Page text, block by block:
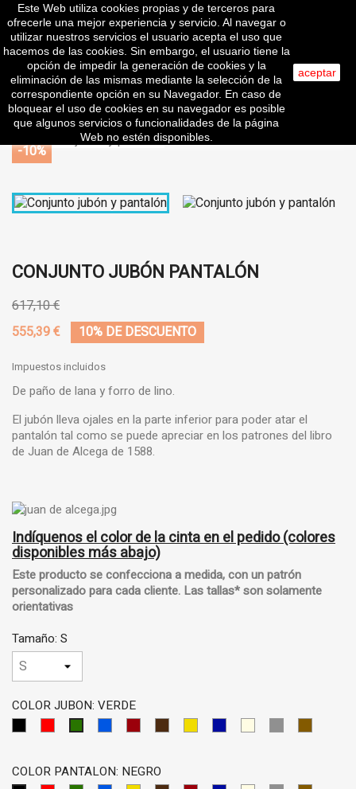

search
-10%
CONJUNTO JUBÓN PANTALÓN
617,10 €
555,39 €
10% DE DESCUENTO
Impuestos incluidos
De paño de lana y forro de lino.
El jubón lleva ojales en la parte inferior para poder atar el
pantalón tal como se puede apreciar en los patrones del libro
de Juan de Alcega de 1588.
Indíquenos el color de la cinta en el pedido (colores
disponibles más abajo)
Este producto se confecciona a medida, con unpatrón
personalizadopara cada cliente. Las tallas* son solamente
orientativas
Tamaño: S
COLOR JUBON: VERDE
ROJO
COLOR PANTALON: NEGRO
Este Web utiliza cookies propias y de terceros para
ofrecerle una mejor experiencia y servicio. Al navegar o
utilizar nuestros servicios el usuario acepta el uso que
hacemos de las cookies. Sin embargo, el usuario tiene la
opción de impedir la generación de cookies y la
eliminación de las mismas mediante la selección de la
correspondiente opción en su Navegador. En caso de
bloquear el uso de cookies en su navegador es posible
que algunos servicios o funcionalidades de la página
Web no estén disponibles.
aceptar